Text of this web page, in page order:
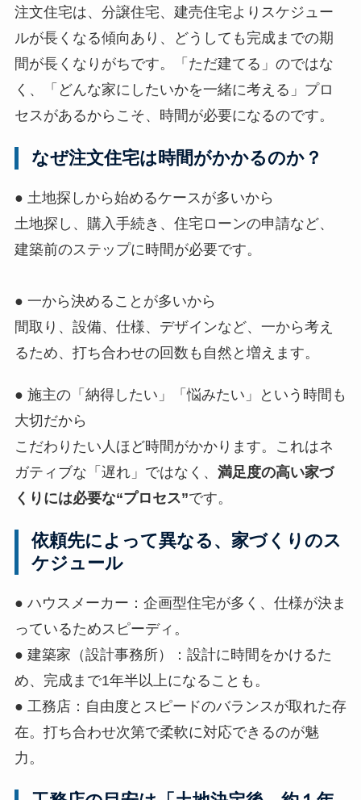
注文住宅は、分譲住宅、建売住宅よりスケジュー
ルが長くなる傾向あり、どうしても完成までの期
間が長くなりがちです。「ただ建てる」のではな
く、「どんな家にしたいかを一緒に考える」プロ
セスがあるからこそ、時間が必要になるのです。
なぜ注文住宅は時間がかかるのか？
● 土地探しから始めるケースが多いから
土地探し、購入手続き、住宅ローンの申請など、
建築前のステップに時間が必要です。
● 一から決めることが多いから
間取り、設備、仕様、デザインなど、一から考え
るため、打ち合わせの回数も自然と増えます。
● 施主の「納得したい」「悩みたい」という時間も
大切だから
こだわりたい人ほど時間がかかります。これはネ
ガティブな「遅れ」ではなく、 満足度の高い家づ
くりには必要な“プロセス”です。
依頼先によって異なる、家づくりのス
ケジュール
● ハウスメーカー：企画型住宅が多く、仕様が決ま
っているためスピーディ。
● 建築家（設計事務所）：設計に時間をかけるた
め、完成まで1年半以上になることも。
● 工務店：自由度とスピードのバランスが取れた存
在。打ち合わせ次第で柔軟に対応できるのが魅
力。